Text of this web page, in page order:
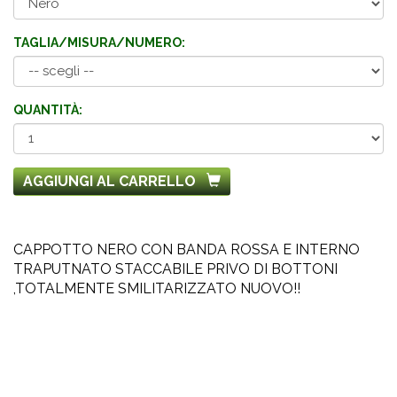
TAGLIA/MISURA/NUMERO:
QUANTITÀ:
AGGIUNGI AL CARRELLO
CAPPOTTO NERO CON BANDA ROSSA E INTERNO
TRAPUTNATO STACCABILE PRIVO DI BOTTONI
,TOTALMENTE SMILITARIZZATO NUOVO!!